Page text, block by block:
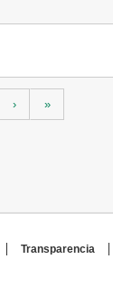
› »
Transparencia